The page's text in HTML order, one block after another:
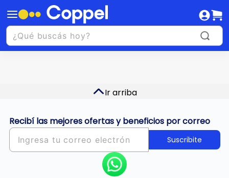
Ir arriba
Recibí las mejores ofertas y beneficios por correo
Suscribite